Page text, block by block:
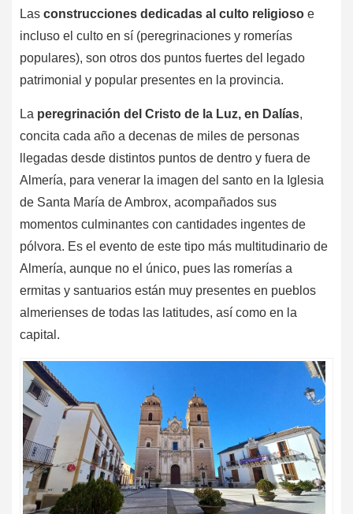
Las construcciones dedicadas al culto religioso e
incluso el culto en sí (peregrinaciones y romerías
populares), son otros dos puntos fuertes del legado
patrimonial y popular presentes en la provincia.
La peregrinación del Cristo de la Luz, en Dalías,
concita cada año a decenas de miles de personas
llegadas desde distintos puntos de dentro y fuera de
Almería, para venerar la imagen del santo en la Iglesia
de Santa María de Ambrox, acompañados sus
momentos culminantes con cantidades ingentes de
pólvora. Es el evento de este tipo más multitudinario de
Almería, aunque no el único, pues las romerías a
ermitas y santuarios están muy presentes en pueblos
almerienses de todas las latitudes, así como en la
capital.